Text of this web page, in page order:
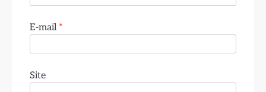
E-mail *
Site